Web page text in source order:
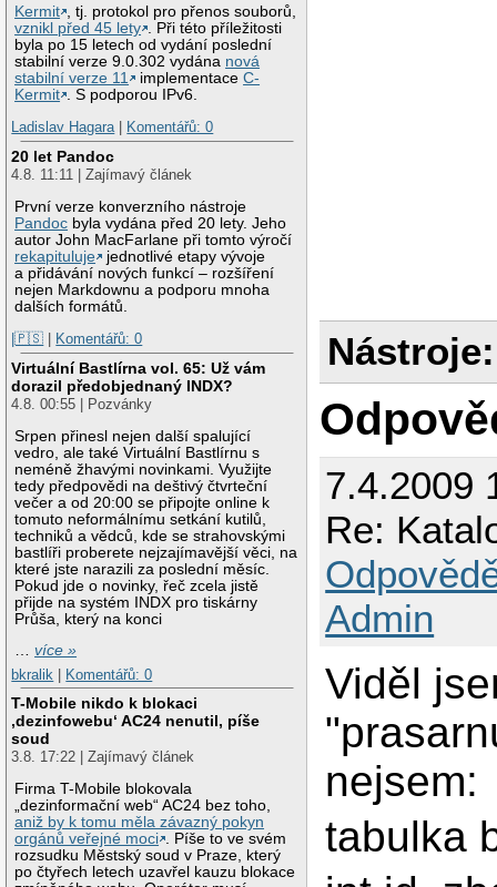
Kermit
, tj. protokol pro přenos souborů,
vznikl před 45 lety
. Při této příležitosti
byla po 15 letech od vydání poslední
stabilní verze 9.0.302 vydána nová
stabilní verze 11
implementaceC-
Kermit
. S podporou IPv6.
Ladislav Hagara| Komentářů: 0
20 let Pandoc
4.8. 11:11 | Zajímavý článek
První verze konverzního nástroje
Pandoc byla vydána před 20 lety. Jeho
autor John MacFarlane při tomto výročí
rekapituluje
jednotlivé etapy vývoje
a přidávání nových funkcí – rozšíření
nejen Markdownu a podporu mnoha
dalších formátů.
|🇵🇸
Komentářů: 0
Virtuální Bastlírna vol. 65: Už vám
dorazil předobjednaný INDX?
4.8. 00:55 | Pozvánky
Srpen přinesl nejen další spalující
vedro, ale také Virtuální Bastlírnu s
neméně žhavými novinkami. Využijte
tedy předpovědi na deštivý čtvrteční
večer a od 20:00 se připojte online k
tomuto neformálnímu setkání kutilů,
techniků a vědců, kde se strahovskými
bastlíři proberete nejzajímavější věci, na
které jste narazili za poslední měsíc.
Pokud jde o novinky, řeč zcela jistě
přijde na systém INDX pro tiskárny
Průša, který na konci
…více »
bkralik | Komentářů: 0
T-Mobile nikdo k blokaci
‚dezinfowebu‘ AC24 nenutil, píše
soud
3.8. 17:22 | Zajímavý článek
Firma T-Mobile blokovala
„dezinformační web“ AC24 bez toho,
aniž by k tomu měla závazný pokyn
orgánů veřejné moci
. Píše to ve svém
rozsudku Městský soud v Praze, který
po čtyřech letech uzavřel kauzu blokace
Nástroje:
7.4.2009
Re:
Admin
Viděl
nejsem:
tabulka